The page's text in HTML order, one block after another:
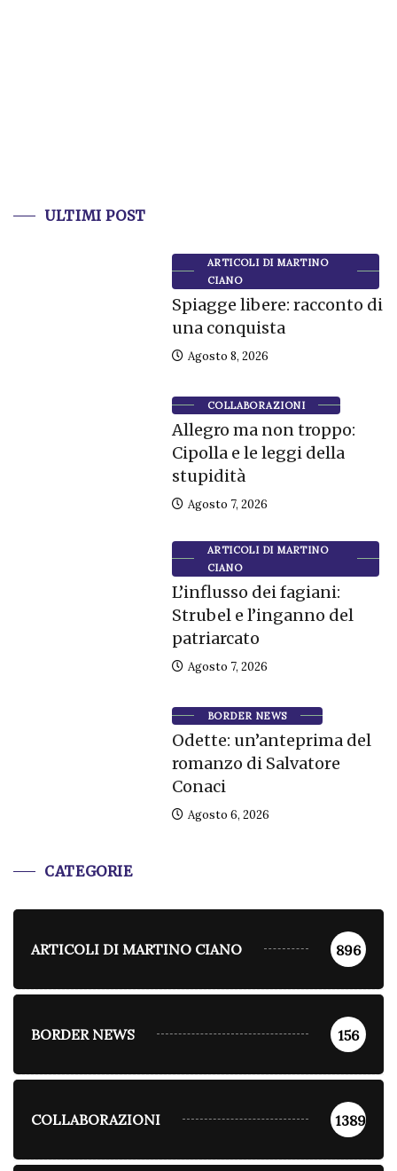
ULTIMI POST
ARTICOLI DI MARTINO
CIANO
Spiagge libere: racconto di
una conquista
Agosto 8, 2026
COLLABORAZIONI
Allegro ma non troppo:
Cipolla e le leggi della
stupidità
Agosto 7, 2026
ARTICOLI DI MARTINO
CIANO
L’influsso dei fagiani:
Strubel e l’inganno del
patriarcato
Agosto 7, 2026
BORDER NEWS
Odette: un’anteprima del
romanzo di Salvatore
Conaci
Agosto 6, 2026
CATEGORIE
ARTICOLI DI MARTINO CIANO 896
BORDER NEWS 156
COLLABORAZIONI 1389